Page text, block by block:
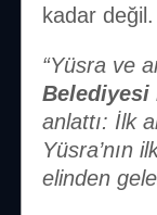
kadar değil.
“Yüsra ve
Belediyesi
anlattı: İlk
Yüsra’nın
elinden